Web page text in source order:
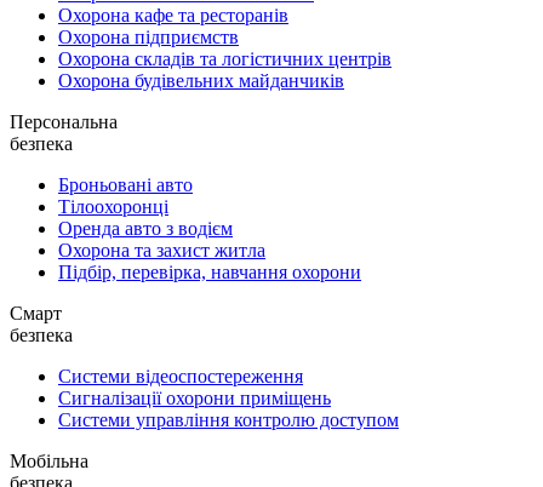
Охорона кафе та ресторанів
Охорона підприємств
Охорона складів та логістичних центрів
Охорона будівельних майданчиків
Персональна
безпека
Броньовані авто
Тілоохоронці
Оренда авто з водієм
Охорона та захист житла
Підбір, перевірка, навчання охорони
Смарт
безпека
Системи відеоспостереження
Сигналізації охорони приміщень
Системи управління контролю доступом
Мобільна
безпека